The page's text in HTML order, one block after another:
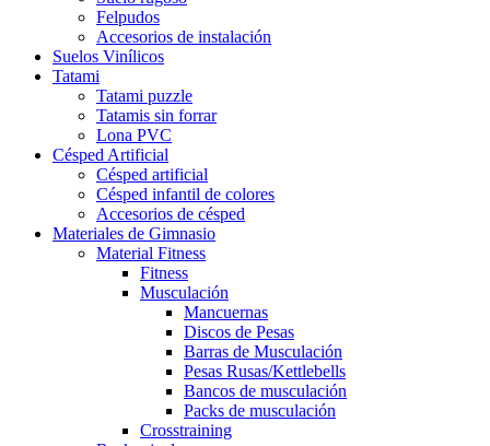
Felpudos
Accesorios de instalación
Suelos Vinílicos
Tatami
Tatami puzzle
Tatamis sin forrar
Lona PVC
Césped Artificial
Césped artificial
Césped infantil de colores
Accesorios de césped
Materiales de Gimnasio
Material Fitness
Fitness
Musculación
Mancuernas
Discos de Pesas
Barras de Musculación
Pesas Rusas/Kettlebells
Bancos de musculación
Packs de musculación
Crosstraining